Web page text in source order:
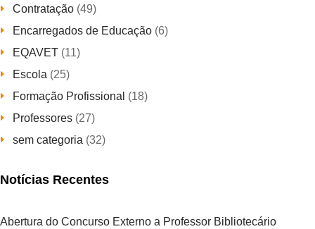
Contratação (49)
Encarregados de Educação (6)
EQAVET (11)
Escola (25)
Formação Profissional (18)
Professores (27)
sem categoria (32)
Notícias Recentes
Abertura do Concurso Externo a Professor Bibliotecário